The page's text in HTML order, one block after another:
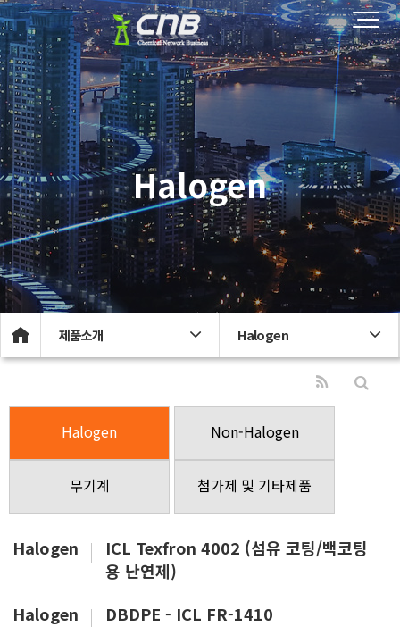
Halogen
제품소개 Halogen
Halogen Non-Halogen
무기계 첨가제 및 기타제품
Halogen
ICL Texfron 4002 (섬유 코팅/백코팅
용 난연제)
Halogen
DBDPE - ICL FR-1410